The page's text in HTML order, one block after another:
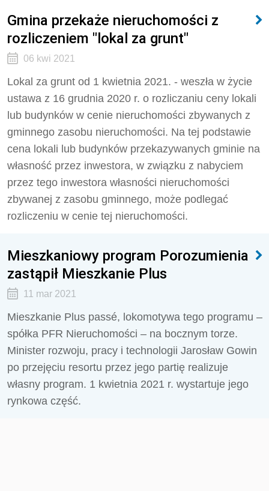
Gmina przekaże nieruchomości z
rozliczeniem "lokal za grunt"
06 kwi 2021
Lokal za grunt od 1 kwietnia 2021. - weszła w życie
ustawa z 16 grudnia 2020 r. o rozliczaniu ceny lokali
lub budynków w cenie nieruchomości zbywanych z
gminnego zasobu nieruchomości. Na tej podstawie
cena lokali lub budynków przekazywanych gminie na
własność przez inwestora, w związku z nabyciem
przez tego inwestora własności nieruchomości
zbywanej z zasobu gminnego, może podlegać
rozliczeniu w cenie tej nieruchomości.
Mieszkaniowy program Porozumienia
zastąpił Mieszkanie Plus
11 mar 2021
Mieszkanie Plus passé, lokomotywa tego programu –
spółka PFR Nieruchomości – na bocznym torze.
Minister rozwoju, pracy i technologii Jarosław Gowin
po przejęciu resortu przez jego partię realizuje
własny program. 1 kwietnia 2021 r. wystartuje jego
rynkowa część.